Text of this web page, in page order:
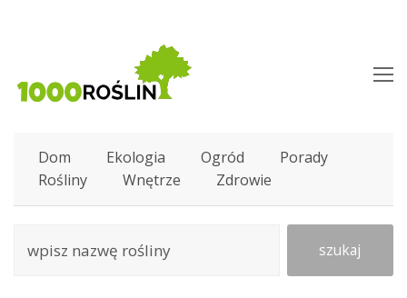
Dom Ekologia Ogród
Porady
Rośliny
Wnętrze Zdrowie
szukaj